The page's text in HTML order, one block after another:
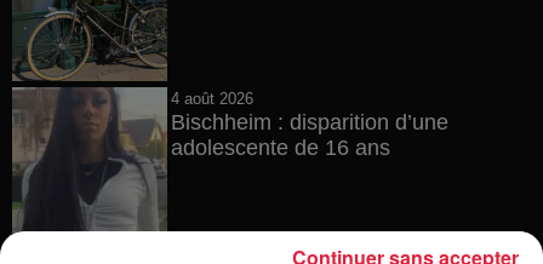
4 août 2026
Bischheim : disparition d’une
adolescente de 16 ans
Continuer sans accepter